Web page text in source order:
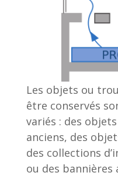
Les objets ou
être conservés
variés : des
anciens, des
des collections
ou des